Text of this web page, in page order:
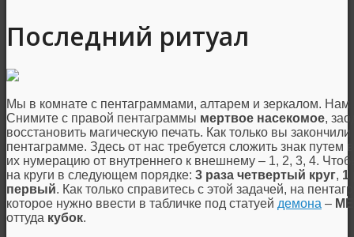
Последний ритуал
Мы в комнате с пентаграммами, алтарем и зеркалом. Нам
Снимите с правой пентаграммы мертвое насекомое,
восстановить магическую печать. Как только вы
пентаграмме. Здесь от нас требуется сложить знак
их нумерацию от внутреннего к внешнему – 1, 2, 3, 4.
на круги в следующем порядке: 3 раза четвертый круг, 1
первый. Как только справитесь с этой задачей, на
которое нужно ввести в табличке под статуей демона –
оттуда кубок.